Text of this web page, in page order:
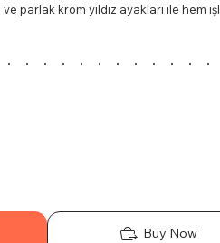
parlak krom yıldız ayakları ile hem
Farklı açılarda ayarlanabilir özelliği ile
düşünür.
Buy Now